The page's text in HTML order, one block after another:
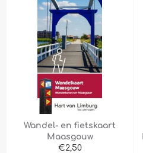
Wandel- en fietskaart
Maasgouw
Normale
€2,50